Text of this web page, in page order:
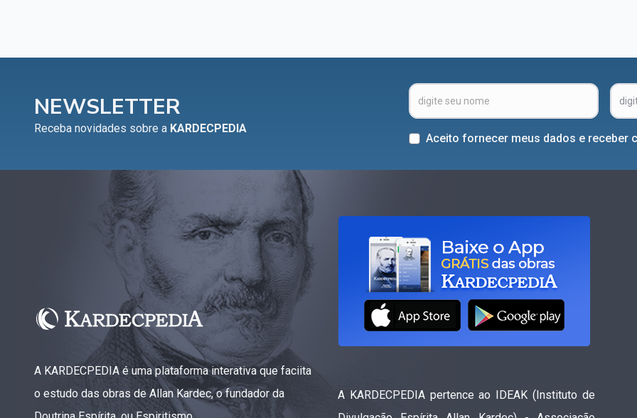
▸
Capítulo XV — Fora da caridade não há salvação
Mamon
Capítulo XVII — Sede perfeitos ▸
Capítulo XVIII — Muitos os chamados, poucos os
▸
Capítulo XIX — A fé transporta montanhas ▸
Capítulo XX — Os trabalhadores da última hora
Capítulo XXI — Haverá falsos cristos e falsos
Capítulo XXII — Não separareis o que Deus
juntou
NEWSLETTER
Receba novidades sobre a KARDECPEDIA
Aceito fornecer meus dados e receber
A KARDECPEDIA é uma plataforma interativa que faciita
o estudo das obras de Allan Kardec, o fundador da
A KARDECPEDIA pertence ao IDEAK (Instituto de